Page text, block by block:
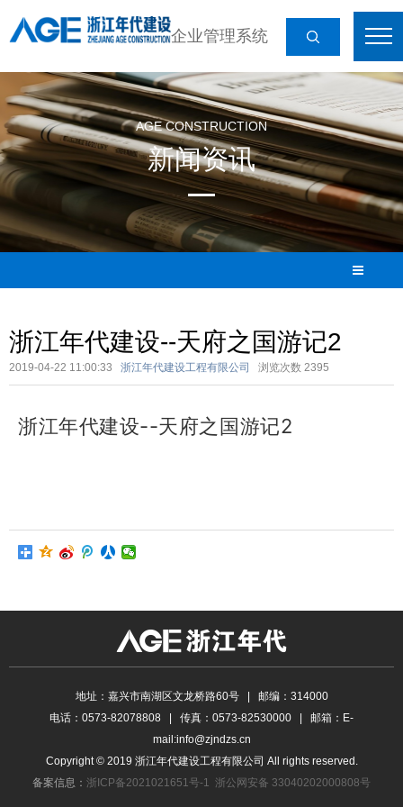
企业管理系统
AGE CONSTRUCTION
新闻资讯
浙江年代建设--天府之国游记2
2019-04-22 11:00:33 浙江年代建设工程有限公司 浏览次数 2395
浙江年代建设--天府之国游记2
地址：嘉兴市南湖区文龙桥路60号 | 邮编：314000
电话：0573-82078808 | 传真：0573-82530000 | 邮箱：E-
mail:info@zjndzs.cn
Copyright © 2019 浙江年代建设工程有限公司 All rights reserved.
备案信息： 浙ICP备2021021651号-1 浙公网安备 33040202000808号